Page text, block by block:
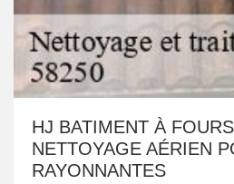
HJ BATIMENT À
NETTOYAGE AÉRIEN
RAYONNANTES